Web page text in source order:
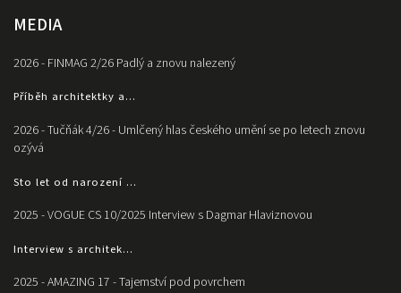
MEDIA
2026 - FINMAG 2/26 Padlý a znovu nalezený
Příběh architektky a...
2026 - Tučňák 4/26 - Umlčený hlas českého umění se po letech znovu
ozývá
Sto let od narození ...
2025 - VOGUE CS 10/2025 Interview s Dagmar Hlaviznovou
Interview s architek...
2025 - AMAZING 17 - Tajemství pod povrchem